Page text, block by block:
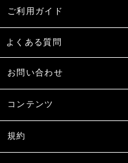
ご利用ガイド
よくある質問
お問い合わせ
コンテンツ
規約